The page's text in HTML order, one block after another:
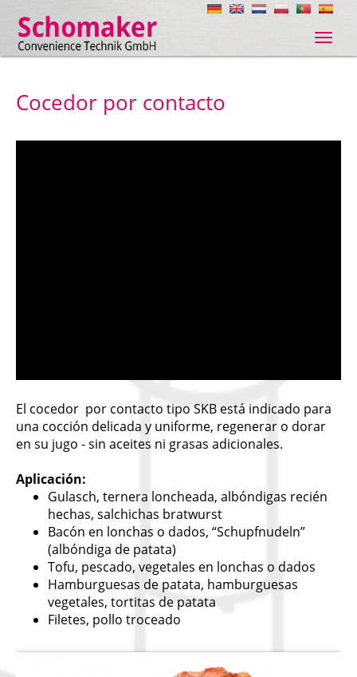
ein-/
Cocedor por contacto
El cocedor por contacto tipo SKB está indicado para
una cocción delicada y uniforme, regenerar o dorar
en su jugo - sin aceites ni grasas adicionales.
Aplicación:
Gulasch, ternera loncheada, albóndigas recién
hechas, salchichas bratwurst
Bacón en lonchas o dados, “Schupfnudeln”
(albóndiga de patata)
Tofu, pescado, vegetales en lonchas o dados
Hamburguesas de patata, hamburguesas
vegetales, tortitas de patata
Filetes, pollo troceado